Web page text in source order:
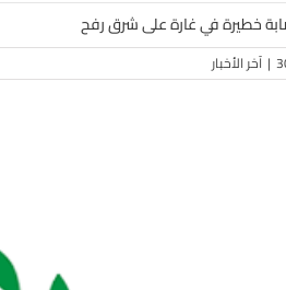
خطيرة في غارة على شرق رفح
| آخر الأخبار